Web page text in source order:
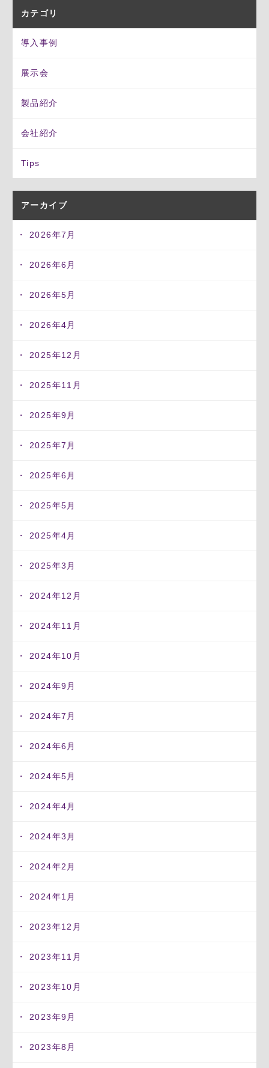
カテゴリ
導入事例
展示会
製品紹介
会社紹介
Tips
アーカイブ
2026年7月
2026年6月
2026年5月
2026年4月
2025年12月
2025年11月
2025年9月
2025年7月
2025年6月
2025年5月
2025年4月
2025年3月
2024年12月
2024年11月
2024年10月
2024年9月
2024年7月
2024年6月
2024年5月
2024年4月
2024年3月
2024年2月
2024年1月
2023年12月
2023年11月
2023年10月
2023年9月
2023年8月